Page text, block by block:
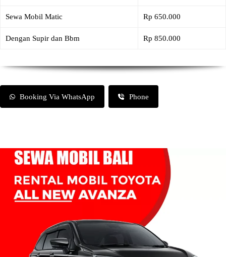
Sewa Mobil Matic Rp 650.000
Dengan Supir dan Bbm Rp 850.000
Booking Via WhatsApp Phone